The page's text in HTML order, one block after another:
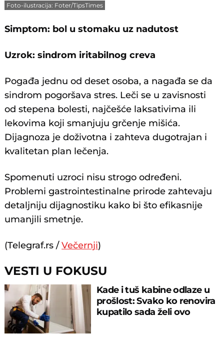
Foto-ilustracija: Foter/TipsTimes
Simptom: bol u stomaku uz nadutost
Uzrok: sindrom iritabilnog creva
Pogađa jednu od deset osoba, a nagađa se da
sindrom pogoršava stres. Leči se u zavisnosti
od stepena bolesti, najčešće laksativima ili
lekovima koji smanjuju grčenje mišića.
Dijagnoza je doživotna i zahteva dugotrajan i
kvalitetan plan lečenja.
Spomenuti uzroci nisu strogo određeni.
Problemi gastrointestinalne prirode zahtevaju
detaljniju dijagnostiku kako bi što efikasnije
umanjili smetnje.
(Telegraf.rs /Večernji)
VESTI U FOKUSU
Kade i tuš kabine odlaze u
prošlost: Svako ko renovira
kupatilo sada želi ovo